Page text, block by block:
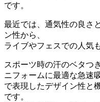
です。
最近では、通気性の良さ
ン性から、
ライブやフェスでの人気
スポーツ時の汗のベタつ
ニフォームに最適な急速
で表現したデザイン性と
です。